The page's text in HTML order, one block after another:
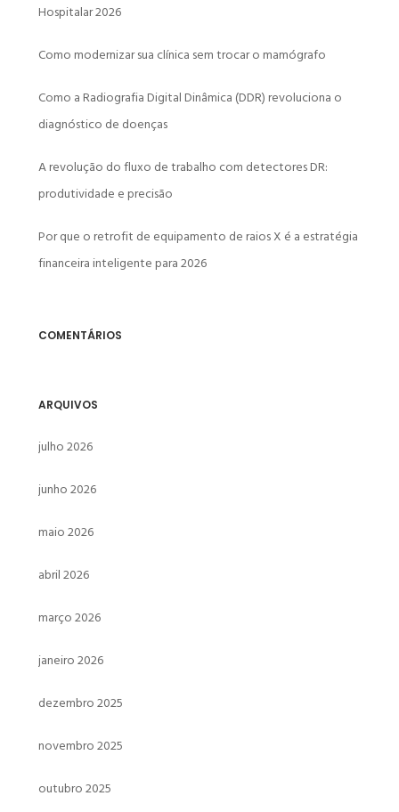
Hospitalar 2026
Como modernizar sua clínica sem trocar o mamógrafo
Como a Radiografia Digital Dinâmica (DDR) revoluciona o
diagnóstico de doenças
A revolução do fluxo de trabalho com detectores DR:
produtividade e precisão
Por que o retrofit de equipamento de raios X é a estratégia
financeira inteligente para 2026
COMENTÁRIOS
ARQUIVOS
julho 2026
junho 2026
maio 2026
abril 2026
março 2026
janeiro 2026
dezembro 2025
novembro 2025
outubro 2025